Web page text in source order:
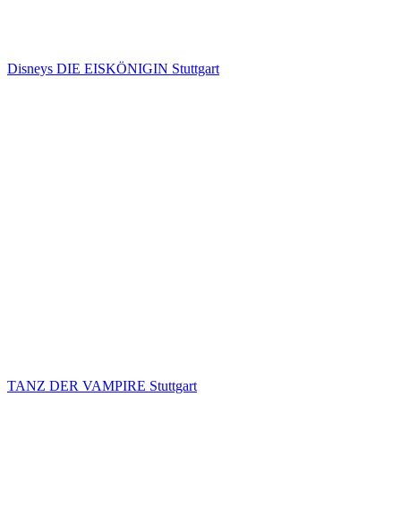
Disneys DIE EISKÖNIGIN Stuttgart
TANZ DER VAMPIRE Stuttgart